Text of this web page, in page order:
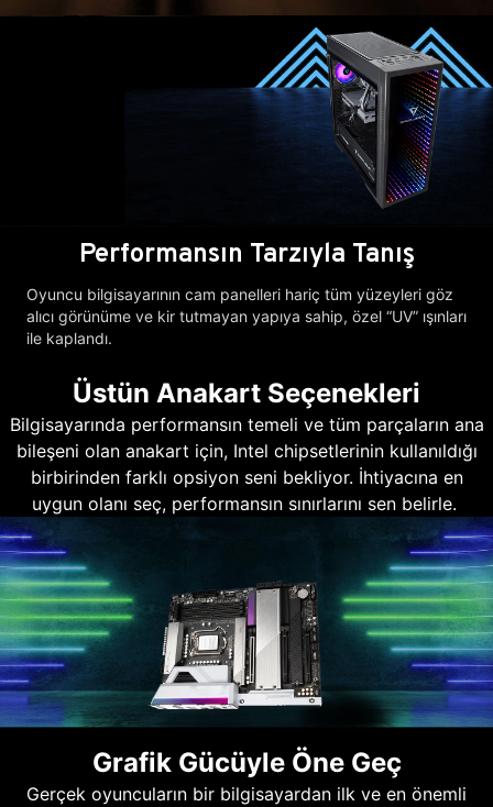
Performansın Tarzıyla Tanış
Oyuncu bilgisayarının cam panelleri hariç tüm yüzeyleri göz
alıcı görünüme ve kir tutmayan yapıya sahip, özel “UV” ışınları
ile kaplandı.
Üstün Anakart Seçenekleri
Bilgisayarında performansın temeli ve tüm parçaların ana
bileşeni olan anakart için, Intel chipsetlerinin kullanıldığı
birbirinden farklı opsiyon seni bekliyor. İhtiyacına en
uygun olanı seç, performansın sınırlarını sen belirle.
Grafik Gücüyle Öne Geç
Gerçek oyuncuların bir bilgisayardan ilk ve en önemli